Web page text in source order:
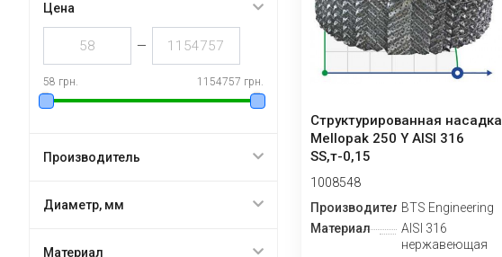
Цена
—
58 грн. 1154757 грн.
Производитель
Диаметр, мм
Материал
Структурированная насадка
Mellopak 250 Y AISI 316
SS,т-0,15
1008548
ПроизводительBTS Engineering
Материал
AISI 316
нержавеющая